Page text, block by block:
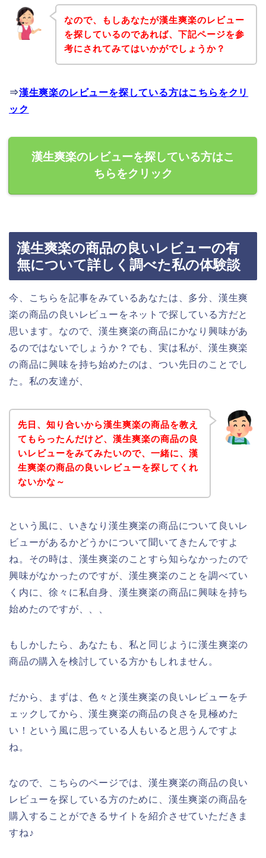
なので、もしあなたが漢生爽楽のレビュー
を探しているのであれば、下記ページを参
考にされてみてはいかがでしょうか？
⇒漢生爽楽のレビューを探している方はこちらをクリ
ック
漢生爽楽のレビューを探している方はこ
ちらをクリック
漢生爽楽の商品の良いレビューの有
無について詳しく調べた私の体験談
今、こちらを記事をみているあなたは、多分、漢生爽
楽の商品の良いレビューをネットで探している方だと
思います。なので、漢生爽楽の商品にかなり興味があ
るのではないでしょうか？でも、実は私が、漢生爽楽
の商品に興味を持ち始めたのは、つい先日のことでし
た。私の友達が、
先日、知り合いから漢生爽楽の商品を教え
てもらったんだけど、漢生爽楽の商品の良
いレビューをみてみたいので、一緒に、漢
生爽楽の商品の良いレビューを探してくれ
ないかな～
という風に、いきなり漢生爽楽の商品について良いレ
ビューがあるかどうかについて聞いてきたんですよ
ね。その時は、漢生爽楽のことすら知らなかったので
興味がなかったのですが、漢生爽楽のことを調べてい
く内に、徐々に私自身、漢生爽楽の商品に興味を持ち
始めたのですが、、、
もしかしたら、あなたも、私と同じように漢生爽楽の
商品の購入を検討している方かもしれません。
だから、まずは、色々と漢生爽楽の良いレビューをチ
ェックしてから、漢生爽楽の商品の良さを見極めた
い！という風に思っている人もいると思うんですよ
ね。
なので、こちらのページでは、漢生爽楽の商品の良い
レビューを探している方のために、漢生爽楽の商品を
購入することができるサイトを紹介させていただきま
すね♪